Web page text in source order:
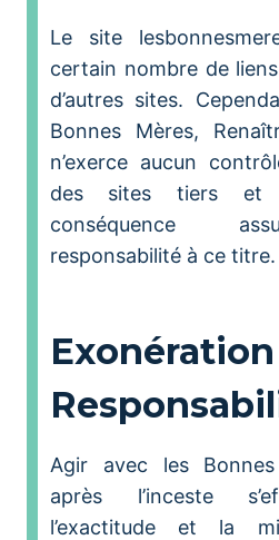
Le site
certain nombre de
d’autres sites.
Bonnes Mères,
n’exerce aucun
des sites tiers et
conséquence
responsabilité à ce titre.
Agir avec les
après l’inceste
l’exactitude et la